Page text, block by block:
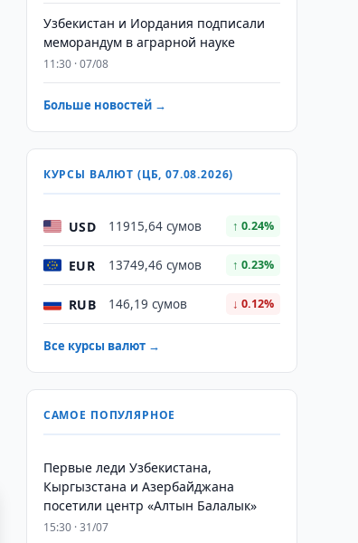
Узбекистан и Иордания подписали
меморандум в аграрной науке
11:30 · 07/08
Больше новостей →
КУРСЫ ВАЛЮТ (ЦБ, 07.08.2026)
USD 11915,64 сумов ↑ 0.24%
EUR 13749,46 сумов ↑ 0.23%
RUB 146,19 сумов ↓ 0.12%
Все курсы валют →
САМОЕ ПОПУЛЯРНОЕ
Первые леди Узбекистана,
Кыргызстана и Азербайджана
посетили центр «Алтын Балалык»
15:30 · 31/07